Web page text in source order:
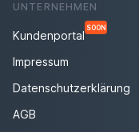
UNTERNEHMEN
Kundenportal
SOON
Impressum
Datenschutzerklärung
AGB